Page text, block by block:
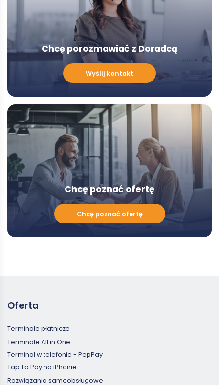
Chcę porozmawiać z Doradcą
porozmawiać
Doradcą
-
Modal
Wyślij kontakt
Chcę poznać ofertę
Chcę
Chcę poznać ofertę
Oferta
Terminale płatnicze
Terminale All in One
Terminal w telefonie - PepPay
Tap To Pay na iPhonie
Rozwiązania samoobsługowe